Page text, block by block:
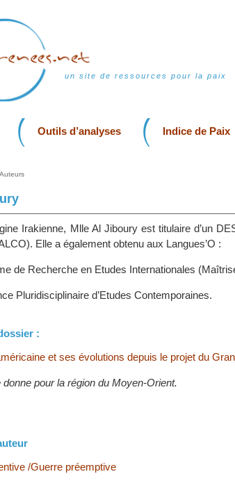
un site de ressources pour la paix
Outils d’analyses Indice de Paix
Auteurs
Irakienne, Mlle Al Jiboury est titulaire d’un
Elle a également obtenu aux Langues’O :
de Recherche en Etudes Internationales
Pluridisciplinaire d’Etudes Contemporaines.
:
et ses évolutions depuis le projet du
donne pour la région du Moyen-Orient.
/Guerre préemptive